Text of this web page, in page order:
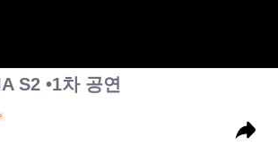
S2 •1차 공연